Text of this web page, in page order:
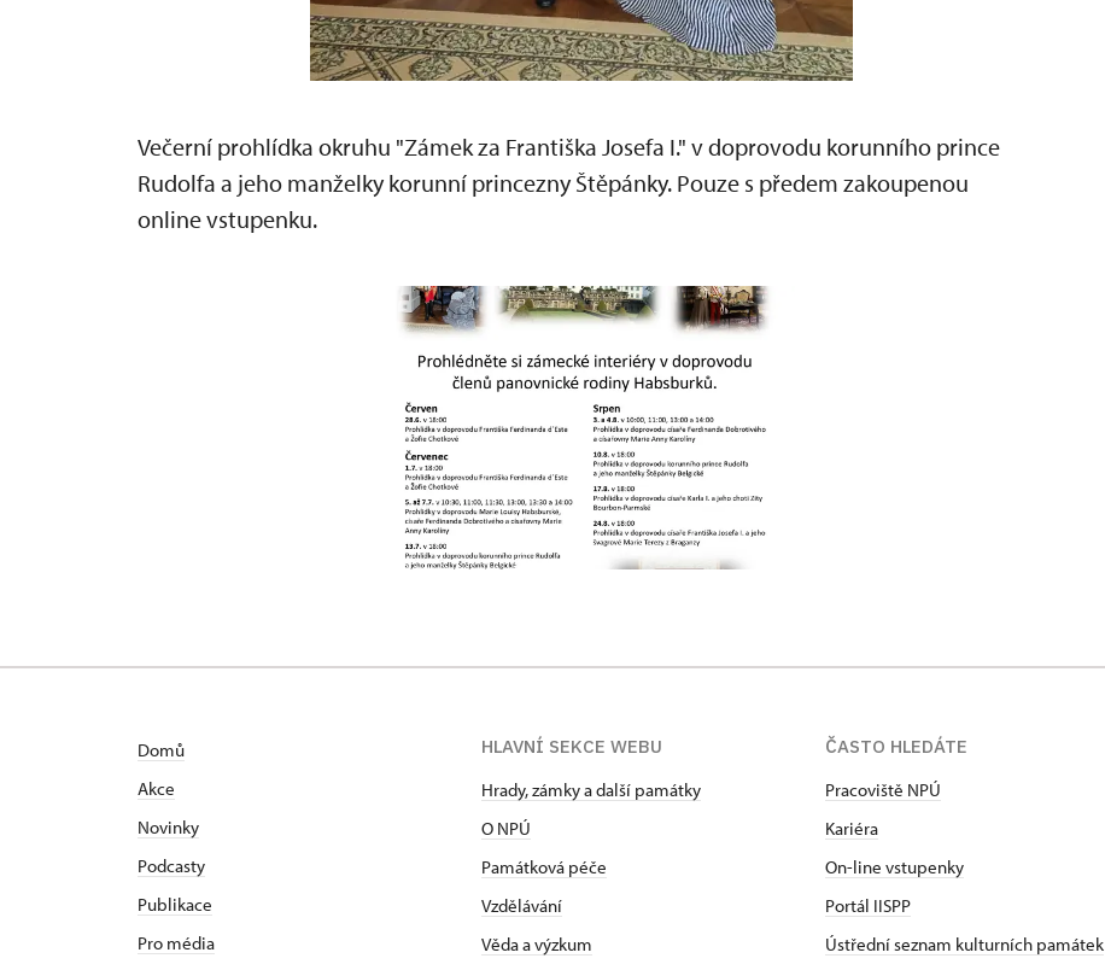
Večerní prohlídka okruhu "Zámek za Františka Josefa I." v doprovodu korunního prince
Rudolfa a jeho manželky korunní princezny Štěpánky. Pouze s předem zakoupenou
online vstupenku.
Domů
Akce
Novinky
Podcasty
Publikace
Pro média
HLAVNÍ SEKCE WEBU
Hrady, zámky a další památky
O NPÚ
Památková péče
Vzdělávání
Věda a výzkum
ČASTO HLEDÁTE
Pracoviště NPÚ
Kariéra
On-line vstupenky
Portál IISPP
Ústřední seznam kulturních památek